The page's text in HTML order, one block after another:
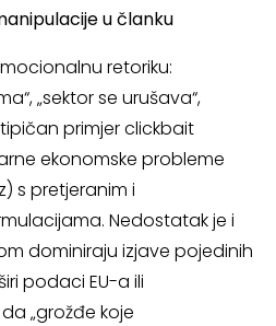
u članku
retoriku:
„sektor se urušava“,
tipičan primjer clickbait
ekonomske probleme
s pretjeranim i
Nedostatak je i
dominiraju izjave pojedinih
podaci EU-a ili
„grožđe koje